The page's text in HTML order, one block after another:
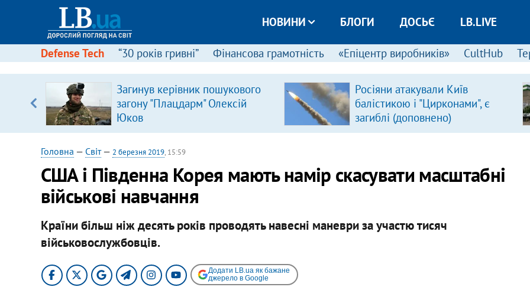
НОВИНИ БЛОГИ ДОСЬЄ LB.LIVE
Defense Tech “30 років гривні” Фінансова грамотність «Епіцентр виробників» CultHub
Загинув керівник пошукового
загону "Плацдарм" Олексій
Юков
Росіяни атакували Київ
балістикою і "Цирконами", є
загиблі (доповнено)
Головна — Світ— 2 березня 2019, 15:59
США і Південна Корея мають намір скасувати масштабні
військові навчання
Країни більш ніж десять років проводять навесні маневри за участю тисяч
військовослужбовців.
Додати LB.ua як бажане
джерело в Google